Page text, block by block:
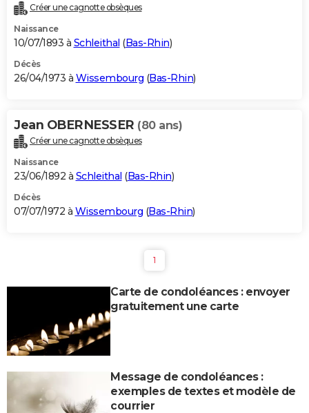
Créer une cagnotte obsèques
Naissance
10/07/1893 à Schleithal (Bas-Rhin)
Décès
26/04/1973 à Wissembourg (Bas-Rhin)
Jean OBERNESSER (80 ans)
Créer une cagnotte obsèques
Naissance
23/06/1892 à Schleithal (Bas-Rhin)
Décès
07/07/1972 à Wissembourg (Bas-Rhin)
1
Carte de condoléances : envoyer
gratuitement une carte
Message de condoléances :
exemples de textes et modèle de
courrier